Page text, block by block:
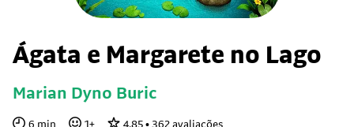
Ágata e Margarete no Lago
Marian Dyno Buric